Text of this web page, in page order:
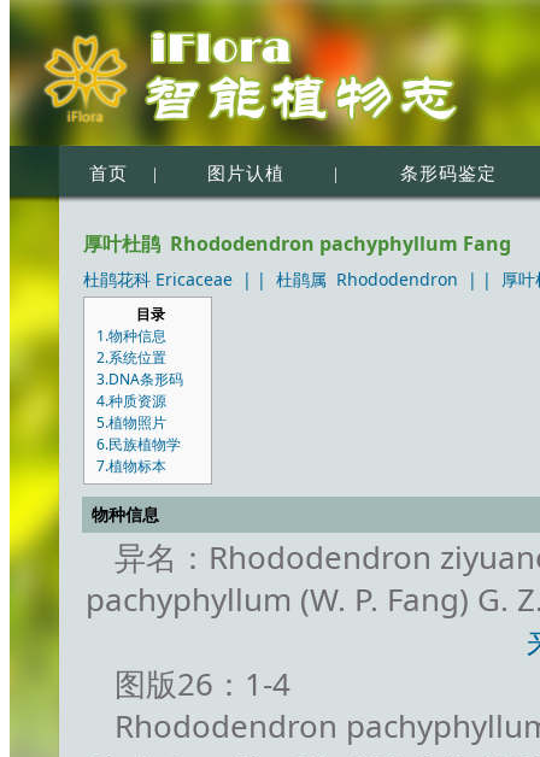
首页 | 图片认植 | 条形码鉴定
厚叶杜鹃 Rhododendron pachyphyllum Fang
杜鹃花科 Ericaceae | | 杜鹃属 Rhododendron | | 厚
目录
1.物种信息
2.系统位置
3.DNA条形码
4.种质资源
5.植物照片
6.民族植物学
7.植物标本
物种信息
异名：Rhododendron
pachyphyllum (W. P. Fang) G.
图版26：1-4
Rhododendron